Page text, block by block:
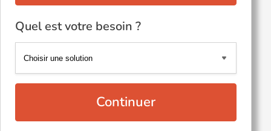
Quel est votre besoin ?
Continuer